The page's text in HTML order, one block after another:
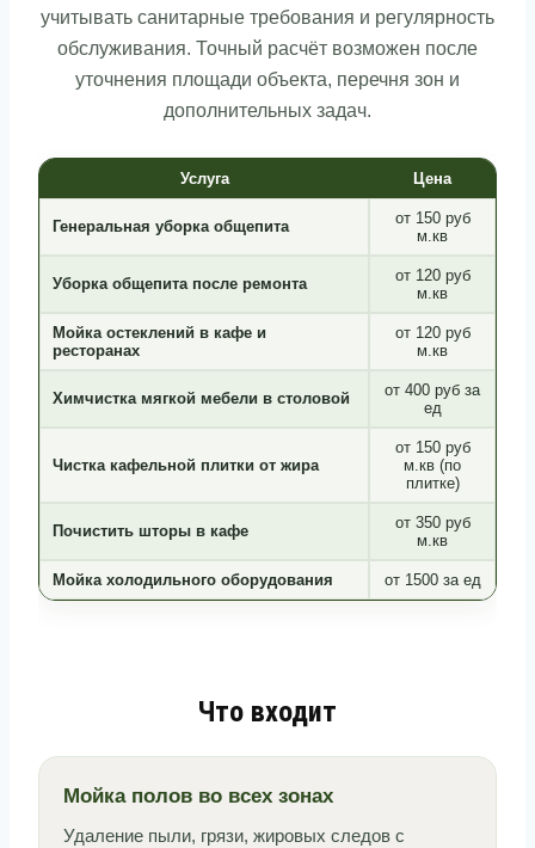
учитывать санитарные требования и регулярность
обслуживания. Точный расчёт возможен после
уточнения площади объекта, перечня зон и
дополнительных задач.
Услуга Цена
Генеральная уборка общепита
от 150 руб
м.кв
Уборка общепита после ремонта
от 120 руб
м.кв
Мойка остеклений в кафе и
ресторанах
от 120 руб
м.кв
Химчистка мягкой мебели в столовой
от 400 руб за
ед
Чистка кафельной плитки от жира
от 150 руб
м.кв (по
плитке)
Почистить шторы в кафе
от 350 руб
м.кв
Мойка холодильного оборудования от 1500 за ед
Что входит
Мойка полов во всех зонах
Удаление пыли, грязи, жировых следов с